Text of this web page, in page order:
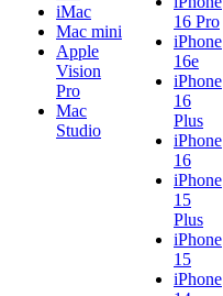
iMac
Mac mini
Apple
Vision
Pro
Mac
Studio
16 Pro
iPhone
16e
iPhone
16
Plus
iPhone
16
iPhone
15
Plus
iPhone
15
iPhone